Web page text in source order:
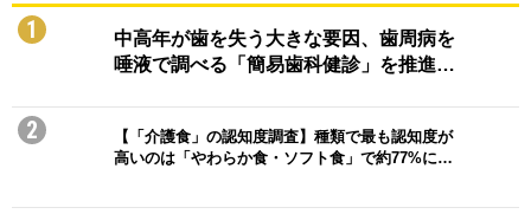
1
中高年が歯を失う大きな要因、歯周病を
唾液で調べる「簡易歯科健診」を推進…
2
【「介護食」の認知度調査】種類で最も認知度が
高いのは「やわらか食・ソフト食」で約77%に…